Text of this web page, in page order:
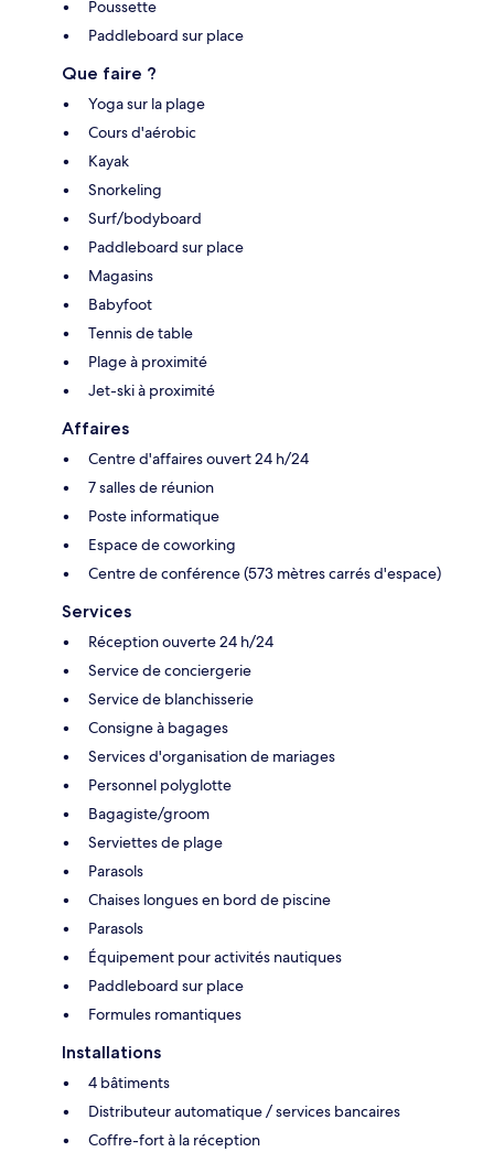
Poussette
Paddleboard sur place
Que faire ?
Yoga sur la plage
Cours d'aérobic
Kayak
Snorkeling
Surf/bodyboard
Paddleboard sur place
Magasins
Babyfoot
Tennis de table
Plage à proximité
Jet-ski à proximité
Affaires
Centre d'affaires ouvert 24 h/24
7 salles de réunion
Poste informatique
Espace de coworking
Centre de conférence (573 mètres carrés d'espace)
Services
Réception ouverte 24 h/24
Service de conciergerie
Service de blanchisserie
Consigne à bagages
Services d'organisation de mariages
Personnel polyglotte
Bagagiste/groom
Serviettes de plage
Parasols
Chaises longues en bord de piscine
Parasols
Équipement pour activités nautiques
Paddleboard sur place
Formules romantiques
Installations
4 bâtiments
Distributeur automatique / services bancaires
Coffre-fort à la réception